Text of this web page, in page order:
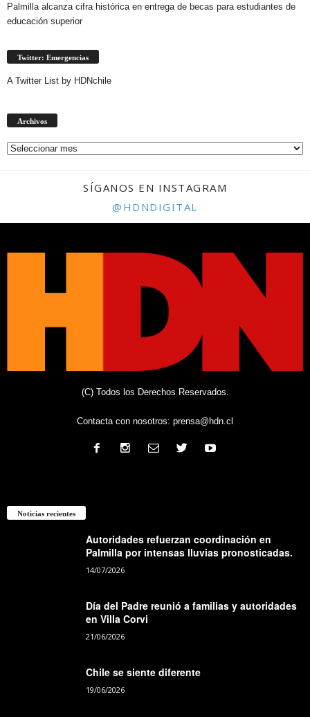
Palmilla alcanza cifra histórica en entrega de becas para estudiantes de
educación superior
Twitter: Emergencias
A Twitter List by HDNchile
Archivos
SÍGANOS EN INSTAGRAM
@HDNDIGITAL
(C) Todos los Derechos Reservados.
Contacta con nosotros: prensa@hdn.cl
Noticias recientes
Autoridades refuerzan coordinación en
Palmilla por intensas lluvias pronosticadas.
14/07/2026
Día del Padre reunió a familias y autoridades
en Villa Corvi
21/06/2026
Chile se siente diferente
19/06/2026